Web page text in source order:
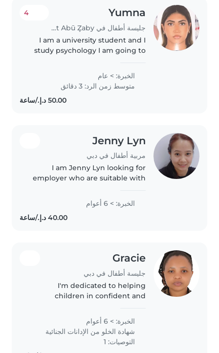
Yumna
جليسة أطفال في Jazīrat Abū Z̧aby
4
I am a university student and I
study psychology I am going to
children with abnormalities and
learning disorders I have two
الخبرة: > عام
متوسط زمن الرد: 3 دقائق
Jenny Lyn
مربية أطفال في دبي
I am Jenny Lyn looking for
employer who are suitable with
toddler, newborn baby to look
after , can clean, do laundry,
ironing clothes and some basic
الخبرة: > 6 أعوام
Gracie
جليسة أطفال في دبي
I'm dedicated to helping
children in confident and
time. Having experience of more
than 5 years as a baby
sitter/Nanny. I'm an empathetic
person who..
الخبرة: > 6 أعوام
شهادة الخلو من الإدانات الجنائية
التوصيات: 1